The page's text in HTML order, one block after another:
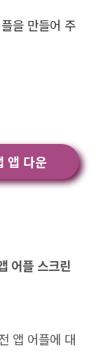
을 만들어 주
앱 다운
어플 스크린
앱 어플에 대